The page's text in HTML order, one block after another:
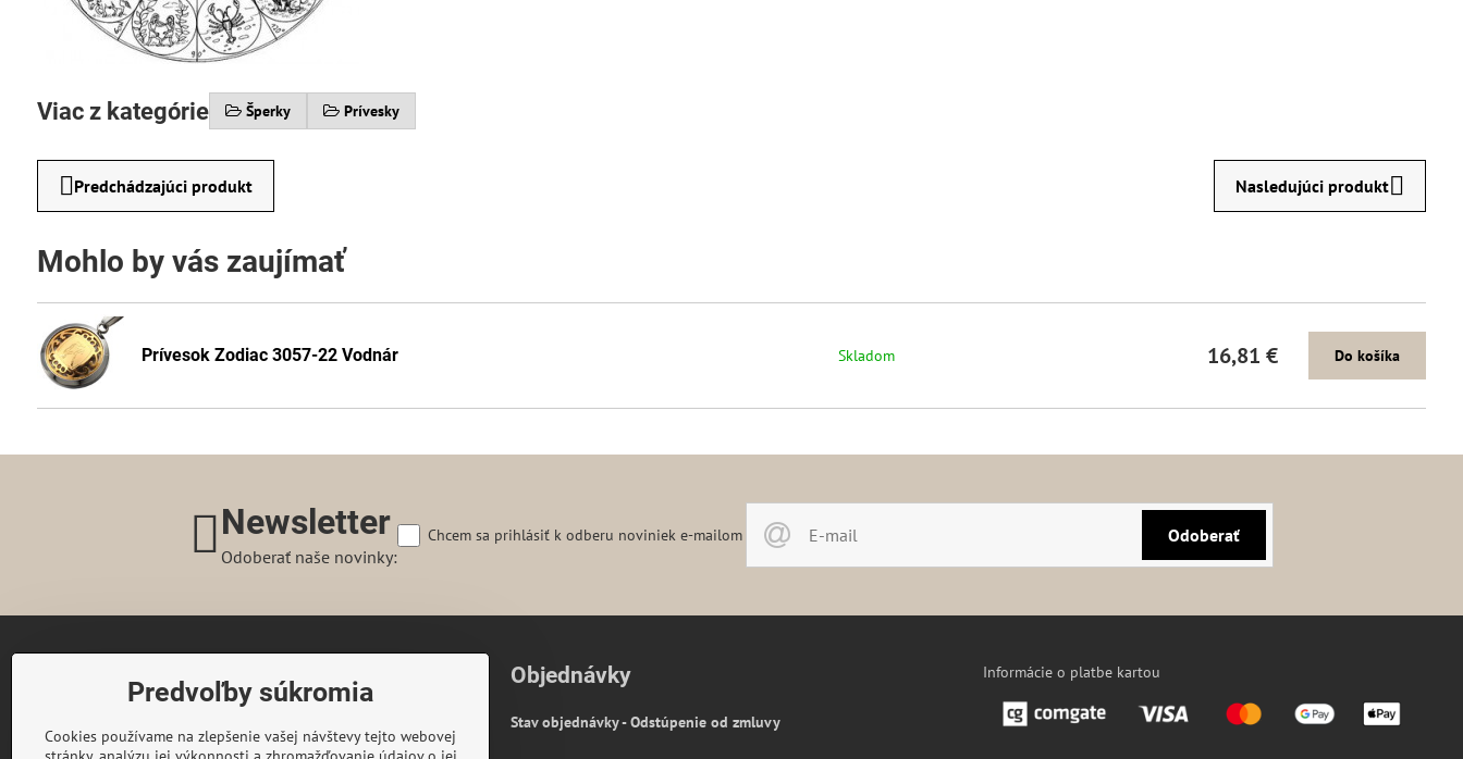
Viac z kategórie Šperky Prívesky
Predchádzajúci produkt Nasledujúci produkt
Mohlo by vás zaujímať
Prívesok Zodiac 3057-22 Vodnár Skladom 16,81 € Do košíka
Newsletter
Odoberať naše novinky:
Odoberať
Chcem sa prihlásiť k odberu noviniek e-mailom
74253 Kunín 348
Telefon:+420 722 716 300
Objednávky
Stav objednávky - Odstúpenie od zmluvy
Informácie o platbe kartou
Predvoľby súkromia
Cookies používame na zlepšenie vašej návštevy tejto webovej